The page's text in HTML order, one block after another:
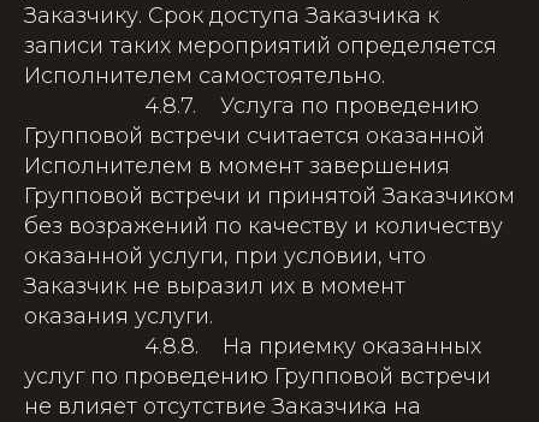
Заказчику. Срок доступа Заказчика к
записи таких мероприятий определяется
Исполнителем самостоятельно.
4.8.7. Услуга по проведению
Групповой встречи считается оказанной
Исполнителем в момент завершения
Групповой встречи и принятой Заказчиком
без возражений по качеству и количеству
оказанной услуги, при условии, что
Заказчик не выразил их в момент
оказания услуги.
4.8.8. На приемку оказанных
услуг по проведению Групповой встречи
не влияет отсутствие Заказчика на